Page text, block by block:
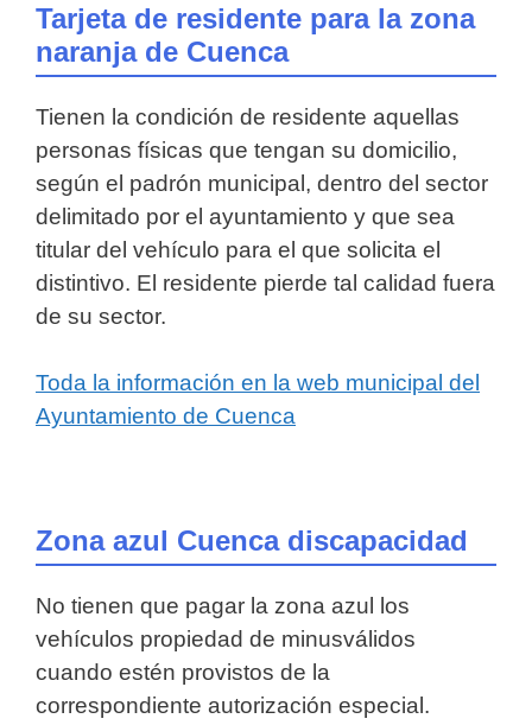
Tarjeta de residente para la zona
naranja de Cuenca
Tienen la condición de residente aquellas
personas físicas que tengan su domicilio,
según el padrón municipal, dentro del sector
delimitado por el ayuntamiento y que sea
titular del vehículo para el que solicita el
distintivo. El residente pierde tal calidad fuera
de su sector.
Toda la información en la web municipal del
Ayuntamiento de Cuenca
Zona azul Cuenca discapacidad
No tienen que pagar la zona azul los
vehículos propiedad de minusválidos
cuando estén provistos de la
correspondiente autorización especial.